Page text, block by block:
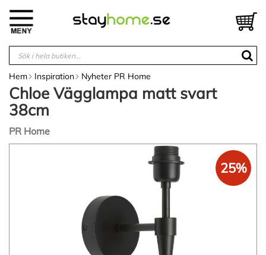
innehållet
Hem Inspiration Nyheter PR Home
Chloe Vägglampa matt svart
38cm
PR Home
25%